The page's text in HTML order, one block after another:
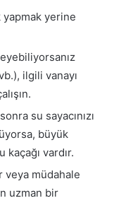
yapmak yerine
ilgili vanayı
su sayacınızı
büyük
vardır.
veya müdahale
uzman bir